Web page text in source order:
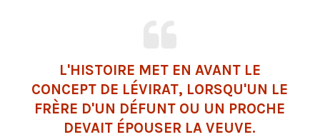
L'HISTOIRE MET EN AVANT LE
CONCEPT DE LÉVIRAT, LORSQU'UN LE
FRÈRE D'UN DÉFUNT OU UN PROCHE
DEVAIT ÉPOUSER LA VEUVE.